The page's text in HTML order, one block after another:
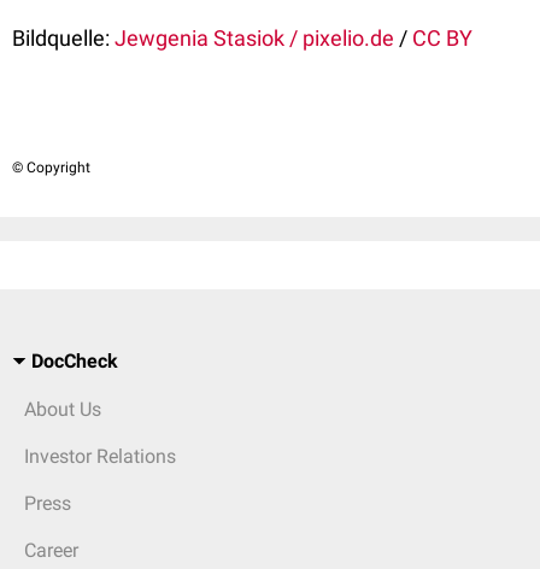
Bildquelle:Jewgenia Stasiok / pixelio.de / CC BY
© Copyright
DocCheck
About Us
Investor Relations
Press
Career